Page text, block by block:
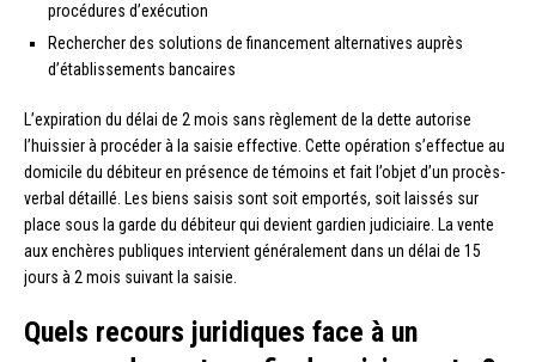
procédures d’exécution
Rechercher des solutions de financement alternatives auprès
d’établissements bancaires
L’expiration du délai de 2 mois sans règlement de la dette autorise
l’huissier à procéder à la saisie effective. Cette opération s’effectue au
domicile du débiteur en présence de témoins et fait l’objet d’un procès-
verbal détaillé. Les biens saisis sont soit emportés, soit laissés sur
place sous la garde du débiteur qui devient gardien judiciaire. La vente
aux enchères publiques intervient généralement dans un délai de 15
jours à 2 mois suivant la saisie.
Quels recours juridiques face à un